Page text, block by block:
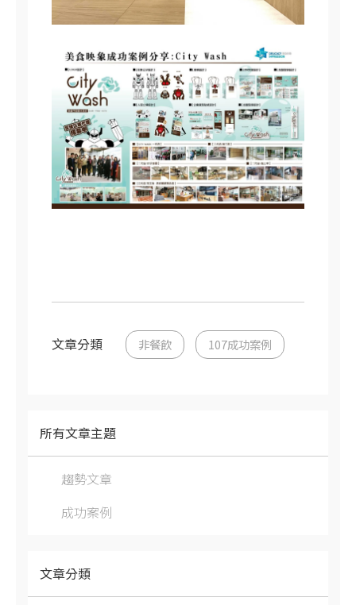
文章分類 非餐飲 107成功案例
所有文章主題
趨勢文章
成功案例
文章分類